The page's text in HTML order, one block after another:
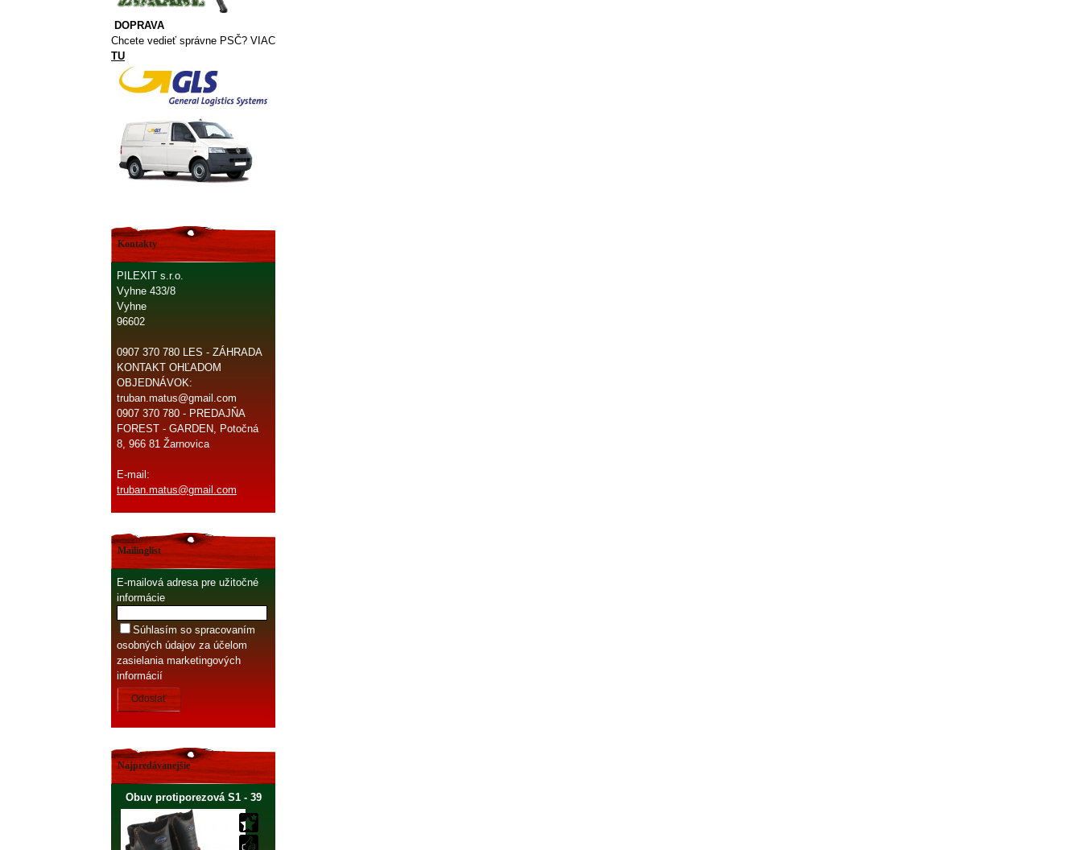
DOPRAVA
Chcete vedieť správne PSČ? VIAC
TU
Kontakty
PILEXIT s.r.o.
Vyhne 433/8
Vyhne
96602
0907 370 780 LES - ZÁHRADA
KONTAKT OHĽADOM
OBJEDNÁVOK:
truban.matus@gmail.com
0907 370 780 - PREDAJŇA
FOREST - GARDEN, Potočná
8, 966 81 Žarnovica
E-mail:
truban.matus@gmail.com
Mailinglist
E-mailová adresa pre užitočné
informácie
Súhlasím so spracovaním
osobných údajov za účelom
zasielania marketingových
informácií
Odoslať
Najpredávanejšie
Obuv protiporezová S1 - 39